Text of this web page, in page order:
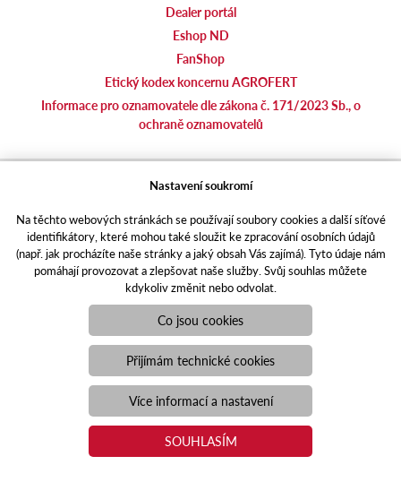
Dealer portál
Eshop ND
FanShop
Etický kodex koncernu AGROFERT
Informace pro oznamovatele dle zákona č. 171/2023 Sb., o
ochraně oznamovatelů
Responzivní webPuxdesign | agrics.cz © 2021
Toto jsou internetové stránky společnosti AGRI CS a. s., se sídlem
v Hustopečích, Hybešova 14, PSČ 69301, IČO 26243334,
zapsané v OR vedeném Krajským soudem v Brně, oddíl B, vložka
3582. Společnost AGRI CS a.s. je členem koncernu AGROFERT
řízeného společností AGROFERT, a.s., IČO 26185610, se sídlem
na adrese Pyšelská 2327/2, Chodov, 149 00 Praha 4.
agrotec.cz
portal.caseklub.cz
shop.agrics.cz
traktorbazar.cz
eshop.agrics.cz/cs
a-finance.cz
Nastavení soukromí
Na těchto webových stránkách se používají soubory cookies a další síťové
identifikátory, které mohou také sloužit ke zpracování osobních údajů
(např. jak procházíte naše stránky a jaký obsah Vás zajímá). Tyto údaje nám
pomáhají provozovat a zlepšovat naše služby. Svůj souhlas můžete
kdykoliv změnit nebo odvolat.
Co jsou cookies
Přijímám technické cookies
Více informací a nastavení
SOUHLASÍM